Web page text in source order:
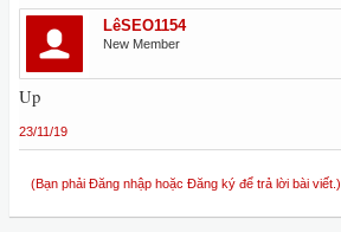
LêSEO1154
New Member
Up
23/11/19
(Bạn phải Đăng nhập hoặc Đăng ký để trả lời bài viết.)